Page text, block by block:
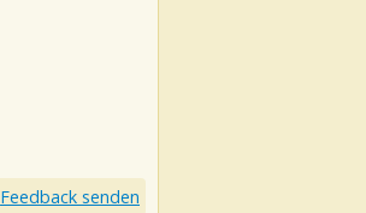
Feedback senden